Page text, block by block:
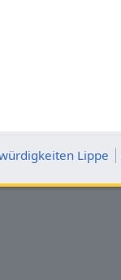
Lippe